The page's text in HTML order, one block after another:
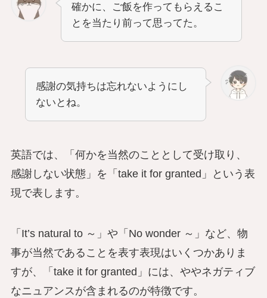
確かに、ご飯を作ってもらえるこ
とを当たり前って思ってた。
感謝の気持ちは忘れないようにし
ないとね。
英語では、「何かを当然のこととして受け取り、
感謝しない状態」を「take it for granted」という表
現で表します。
「It’s natural to ～」や「No wonder ～」など、物
事が当然であることを表す表現はいくつかありま
すが、「take it for granted」には、ややネガティブ
なニュアンスが含まれるのが特徴です。